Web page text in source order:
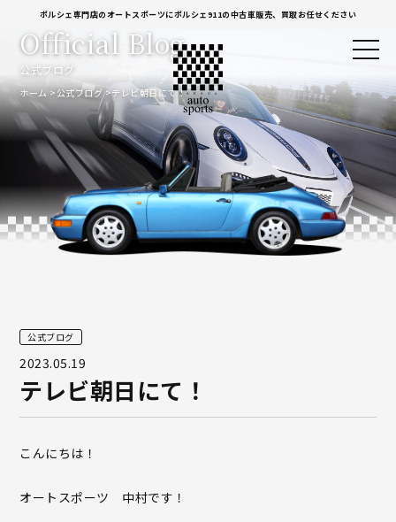
ポルシェ専門店のオートスポーツにポルシェ911の中古車販売、買取お任せください
公式ブログ
Official Blog
ホーム 公式ブログ テレビ朝日にて！
公式ブログ
2023.05.19
テレビ朝日にて！
こんにちは！
オートスポーツ 中村です！